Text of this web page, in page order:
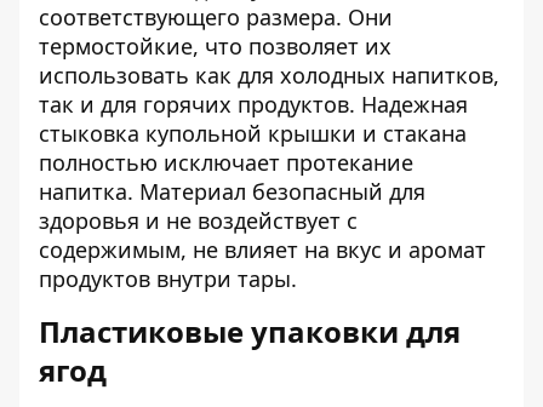
соответствующего размера. Они
термостойкие, что позволяет их
использовать как для холодных напитков,
так и для горячих продуктов. Надежная
стыковка купольной крышки и стакана
полностью исключает протекание
напитка. Материал безопасный для
здоровья и не воздействует с
содержимым, не влияет на вкус и аромат
продуктов внутри тары.
Пластиковые упаковки для
ягод